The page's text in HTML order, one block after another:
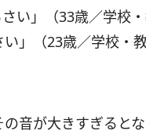
い」（33歳／学校
」（23歳／学校・
音が大きすぎると